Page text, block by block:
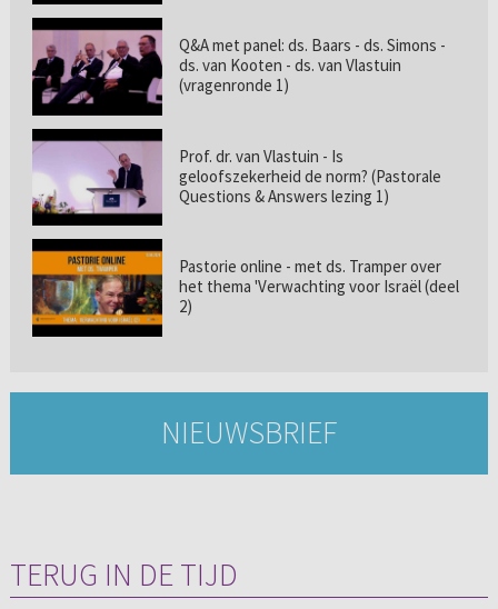
Q&A met panel: ds. Baars - ds. Simons -
ds. van Kooten - ds. van Vlastuin
(vragenronde 1)
Prof. dr. van Vlastuin - Is
geloofszekerheid de norm? (Pastorale
Questions & Answers lezing 1)
Pastorie online - met ds. Tramper over
het thema 'Verwachting voor Israël (deel
2)
NIEUWSBRIEF
TERUG IN DE TIJD